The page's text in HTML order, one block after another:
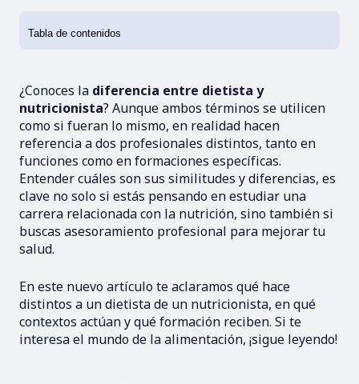
¿Conoces la diferencia entre dietista y
nutricionista? Aunque ambos términos se utilicen
como si fueran lo mismo, en realidad hacen
referencia a dos profesionales distintos, tanto en
funciones como en formaciones específicas.
Entender cuáles son sus similitudes y diferencias, es
clave no solo si estás pensando en estudiar una
carrera relacionada con la nutrición, sino también si
buscas asesoramiento profesional para mejorar tu
salud.
En este nuevo artículo te aclaramos qué hace
distintos a un dietista de un nutricionista, en qué
contextos actúan y qué formación reciben. Si te
interesa el mundo de la alimentación, ¡sigue leyendo!